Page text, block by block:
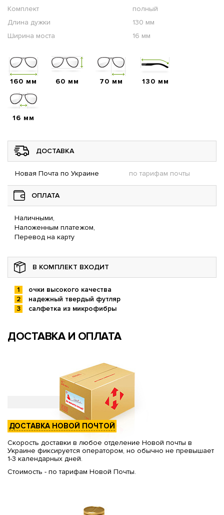
Комплект
полный
Длина дужки
130 мм
Ширина моста
16 мм
160 мм 60 мм 70 мм 130 мм
16 мм
ДОСТАВКА
Новая Почта по Украине по тарифам почты
ОПЛАТА
Наличными,
Наложенным платежом,
Перевод на карту
В КОМПЛЕКТ ВХОДИТ
очки высокого качества
надежный твердый футляр
салфетка из микрофибры
ДОСТАВКА И ОПЛАТА
ДОСТАВКА НОВОЙ ПОЧТОЙ
Скорость доставки в любое отделение Новой почты в
Украине фиксируется оператором, но обычно не превышает
1-3 календарных дней.
Стоимость - по тарифам Новой Почты.